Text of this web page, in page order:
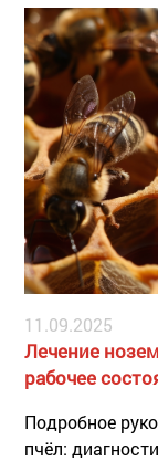
11.09.2025
Лечение
рабочее
Подробное
пчёл: